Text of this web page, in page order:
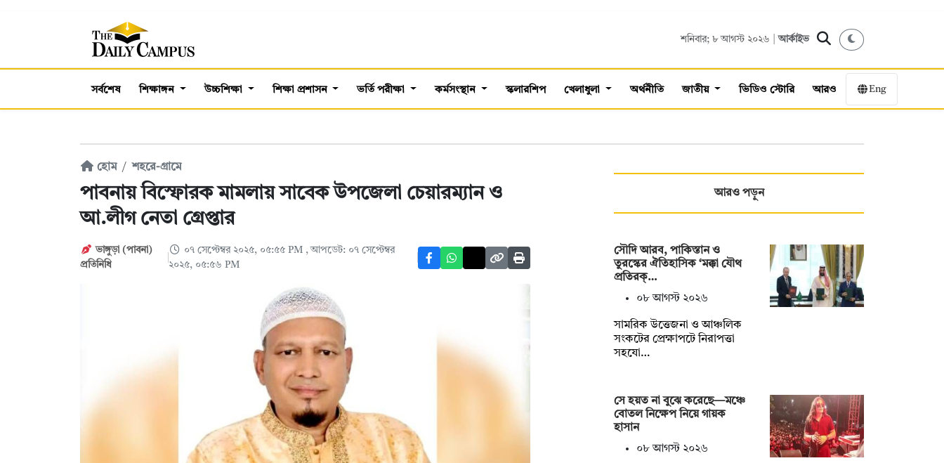
শনিবার; ৮ আগস্ট ২০২৬ |আর্কাইভ
সর্বশেষ শিক্ষাঙ্গন উচ্চশিক্ষা শিক্ষা প্রশাসন ভর্তি পরীক্ষা কর্মসংস্থান স্কলারশিপ খেলাধুলা অর্থনীতি জাতীয় ভিডিও স্টোরি আরও Eng
হোম শহরে-গ্রামে
পাবনায় বিস্ফোরক মামলায় সাবেক উপজেলা চেয়ারম্যান ও
আ.লীগ নেতা গ্রেপ্তার
ভাঙ্গুড়া (পাবনা)
প্রতিনিধি
০৭ সেপ্টেম্বর ২০২৫, ০৫:৫৫ PM , আপডেট: ০৭ সেপ্টেম্বর
২০২৫, ০৫:৫৬ PM
আরও পড়ুন
সৌদি আরব, পাকিস্তান ও
তুরস্কের ঐতিহাসিক ‘মক্কা যৌথ
প্রতিরক্…
০৮ আগস্ট ২০২৬
সামরিক উত্তেজনা ও আঞ্চলিক
সংকটের প্রেক্ষাপটে নিরাপত্তা
সহযো…
সে হয়ত না ‍বুঝে করেছে—মঞ্চে
বোতল নিক্ষেপ নিয়ে গায়ক
হাসান
০৮ আগস্ট ২০২৬